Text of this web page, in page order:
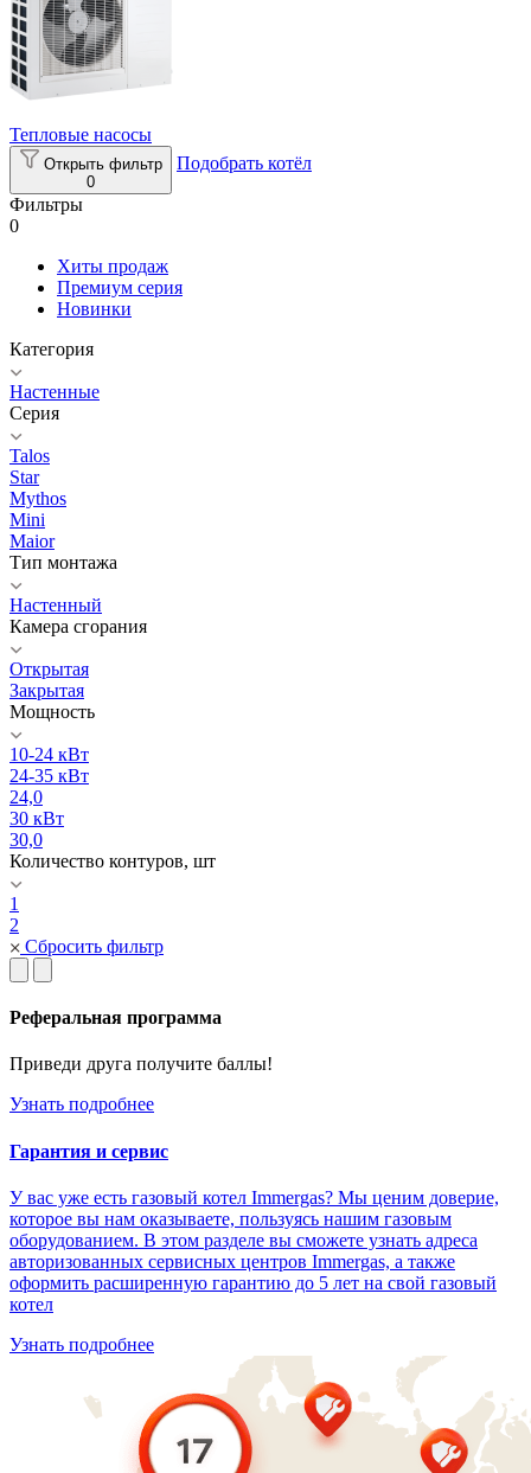
Тепловые насосы
Открыть фильтр
0
Подобрать котёл
Фильтры
0
Хиты продаж
Премиум серия
Новинки
Категория
Настенные
Серия
Talos
Star
Mythos
Mini
Maior
Тип монтажа
Настенный
Камера сгорания
Открытая
Закрытая
Мощность
10-24 кВт
24-35 кВт
24,0
30 кВт
30,0
Количество контуров, шт
1
2
Сбросить фильтр
Реферальная программа
Приведи друга получите баллы!
Узнать подробнее
Гарантия и сервис
У вас уже есть газовый котел Immergas? Мы ценим доверие,
которое вы нам оказываете, пользуясь нашим газовым
оборудованием. В этом разделе вы сможете узнать адреса
авторизованных сервисных центров Immergas, а также
оформить расширенную гарантию до 5 лет на свой газовый
котел
Узнать подробнее